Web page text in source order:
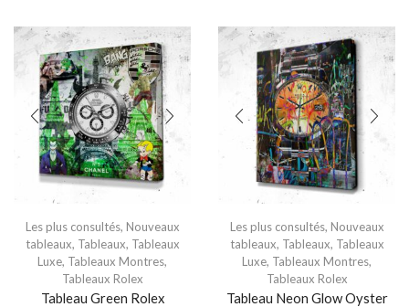
Les plus consultés, Nouveaux
tableaux, Tableaux, Tableaux
Luxe, Tableaux Montres,
Tableaux Rolex
Tableau Green Rolex
Les plus consultés, Nouveaux
tableaux, Tableaux, Tableaux
Luxe, Tableaux Montres,
Tableaux Rolex
Tableau Neon Glow Oyster